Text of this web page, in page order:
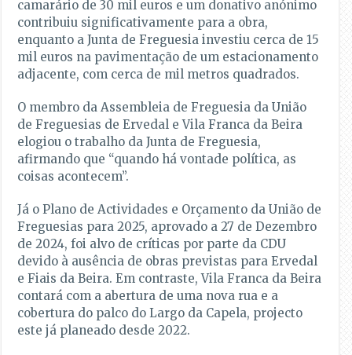
camarário de 30 mil euros e um donativo anónimo
contribuiu significativamente para a obra,
enquanto a Junta de Freguesia investiu cerca de 15
mil euros na pavimentação de um estacionamento
adjacente, com cerca de mil metros quadrados.
O membro da Assembleia de Freguesia da União
de Freguesias de Ervedal e Vila Franca da Beira
elogiou o trabalho da Junta de Freguesia,
afirmando que “quando há vontade política, as
coisas acontecem”.
Já o Plano de Actividades e Orçamento da União de
Freguesias para 2025, aprovado a 27 de Dezembro
de 2024, foi alvo de críticas por parte da CDU
devido à ausência de obras previstas para Ervedal
e Fiais da Beira. Em contraste, Vila Franca da Beira
contará com a abertura de uma nova rua e a
cobertura do palco do Largo da Capela, projecto
este já planeado desde 2022.